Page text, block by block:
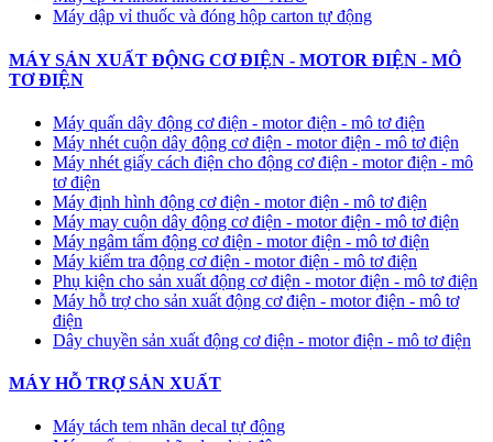
Máy dập vỉ thuốc và đóng hộp carton tự động
MÁY SẢN XUẤT ĐỘNG CƠ ĐIỆN - MOTOR ĐIỆN - MÔ
TƠ ĐIỆN
Máy quấn dây động cơ điện - motor điện - mô tơ điện
Máy nhét cuộn dây động cơ điện - motor điện - mô tơ điện
Máy nhét giấy cách điện cho động cơ điện - motor điện - mô
tơ điện
Máy định hình động cơ điện - motor điện - mô tơ điện
Máy may cuộn dây động cơ điện - motor điện - mô tơ điện
Máy ngâm tẩm động cơ điện - motor điện - mô tơ điện
Máy kiểm tra động cơ điện - motor điện - mô tơ điện
Phụ kiện cho sản xuất động cơ điện - motor điện - mô tơ điện
Máy hỗ trợ cho sản xuất động cơ điện - motor điện - mô tơ
điện
Dây chuyền sản xuất động cơ điện - motor điện - mô tơ điện
MÁY HỖ TRỢ SẢN XUẤT
Máy tách tem nhãn decal tự động